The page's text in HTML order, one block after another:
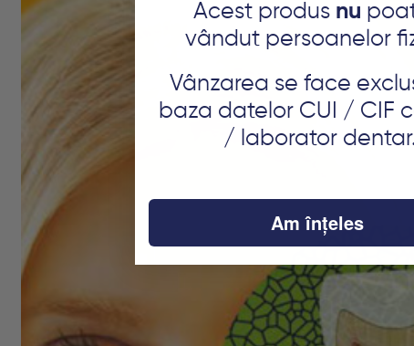
Acest produs nu
vândut persoanelor
Vânzarea se face
baza datelor CUI / CIF
/ laborator
Am înțeles